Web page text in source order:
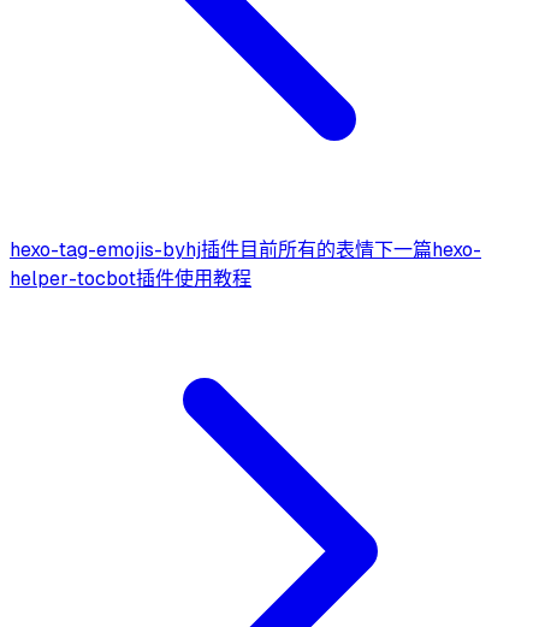
hexo-tag-emojis-byhj插件目前所有的表情下一篇 hexo-
helper-tocbot插件使用教程